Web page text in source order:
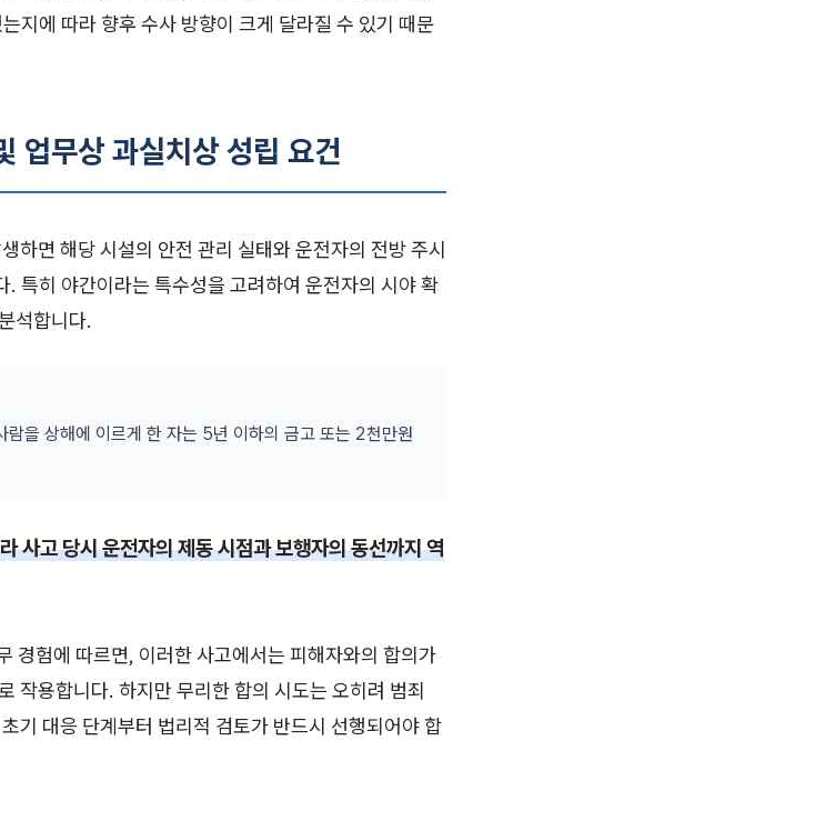
지에 따라 향후 수사 방향이 크게 달라질 수 있기 때문
업무상 과실치상 성립 요건
하면 해당 시설의 안전 관리 실태와 운전자의 전방 주시
특히 야간이라는 특수성을 고려하여 운전자의 시야 확
석합니다.
람을 상해에 이르게 한 자는 5년 이하의 금고 또는 2천만원
사고 당시 운전자의 제동 시점과 보행자의 동선까지 역
경험에 따르면, 이러한 사고에서는 피해자와의 합의가
작용합니다. 하지만 무리한 합의 시도는 오히려 범죄
기 대응 단계부터 법리적 검토가 반드시 선행되어야 합